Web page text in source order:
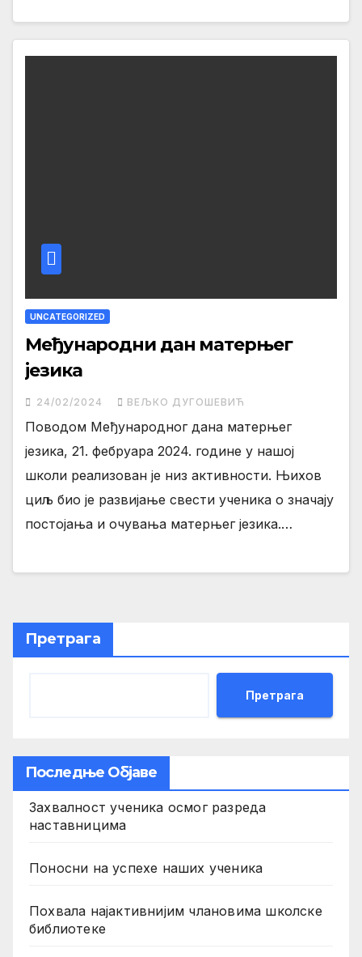
UNCATEGORIZED
Међународни дан матерњег
језика
24/02/2024 ВЕЉКО ДУГОШЕВИЋ
Поводом Међународног дана матерњег
језика, 21. фебруара 2024. године у нашој
школи реализован је низ активности. Њихов
циљ био је развијање свести ученика о значају
постојања и очувања матерњег језика.…
Претрага
Претрага
Последње Објаве
Захвалност ученика осмог разреда
наставницима
Поносни на успехе наших ученика
Похвала најактивнијим члановима школске
библиотеке